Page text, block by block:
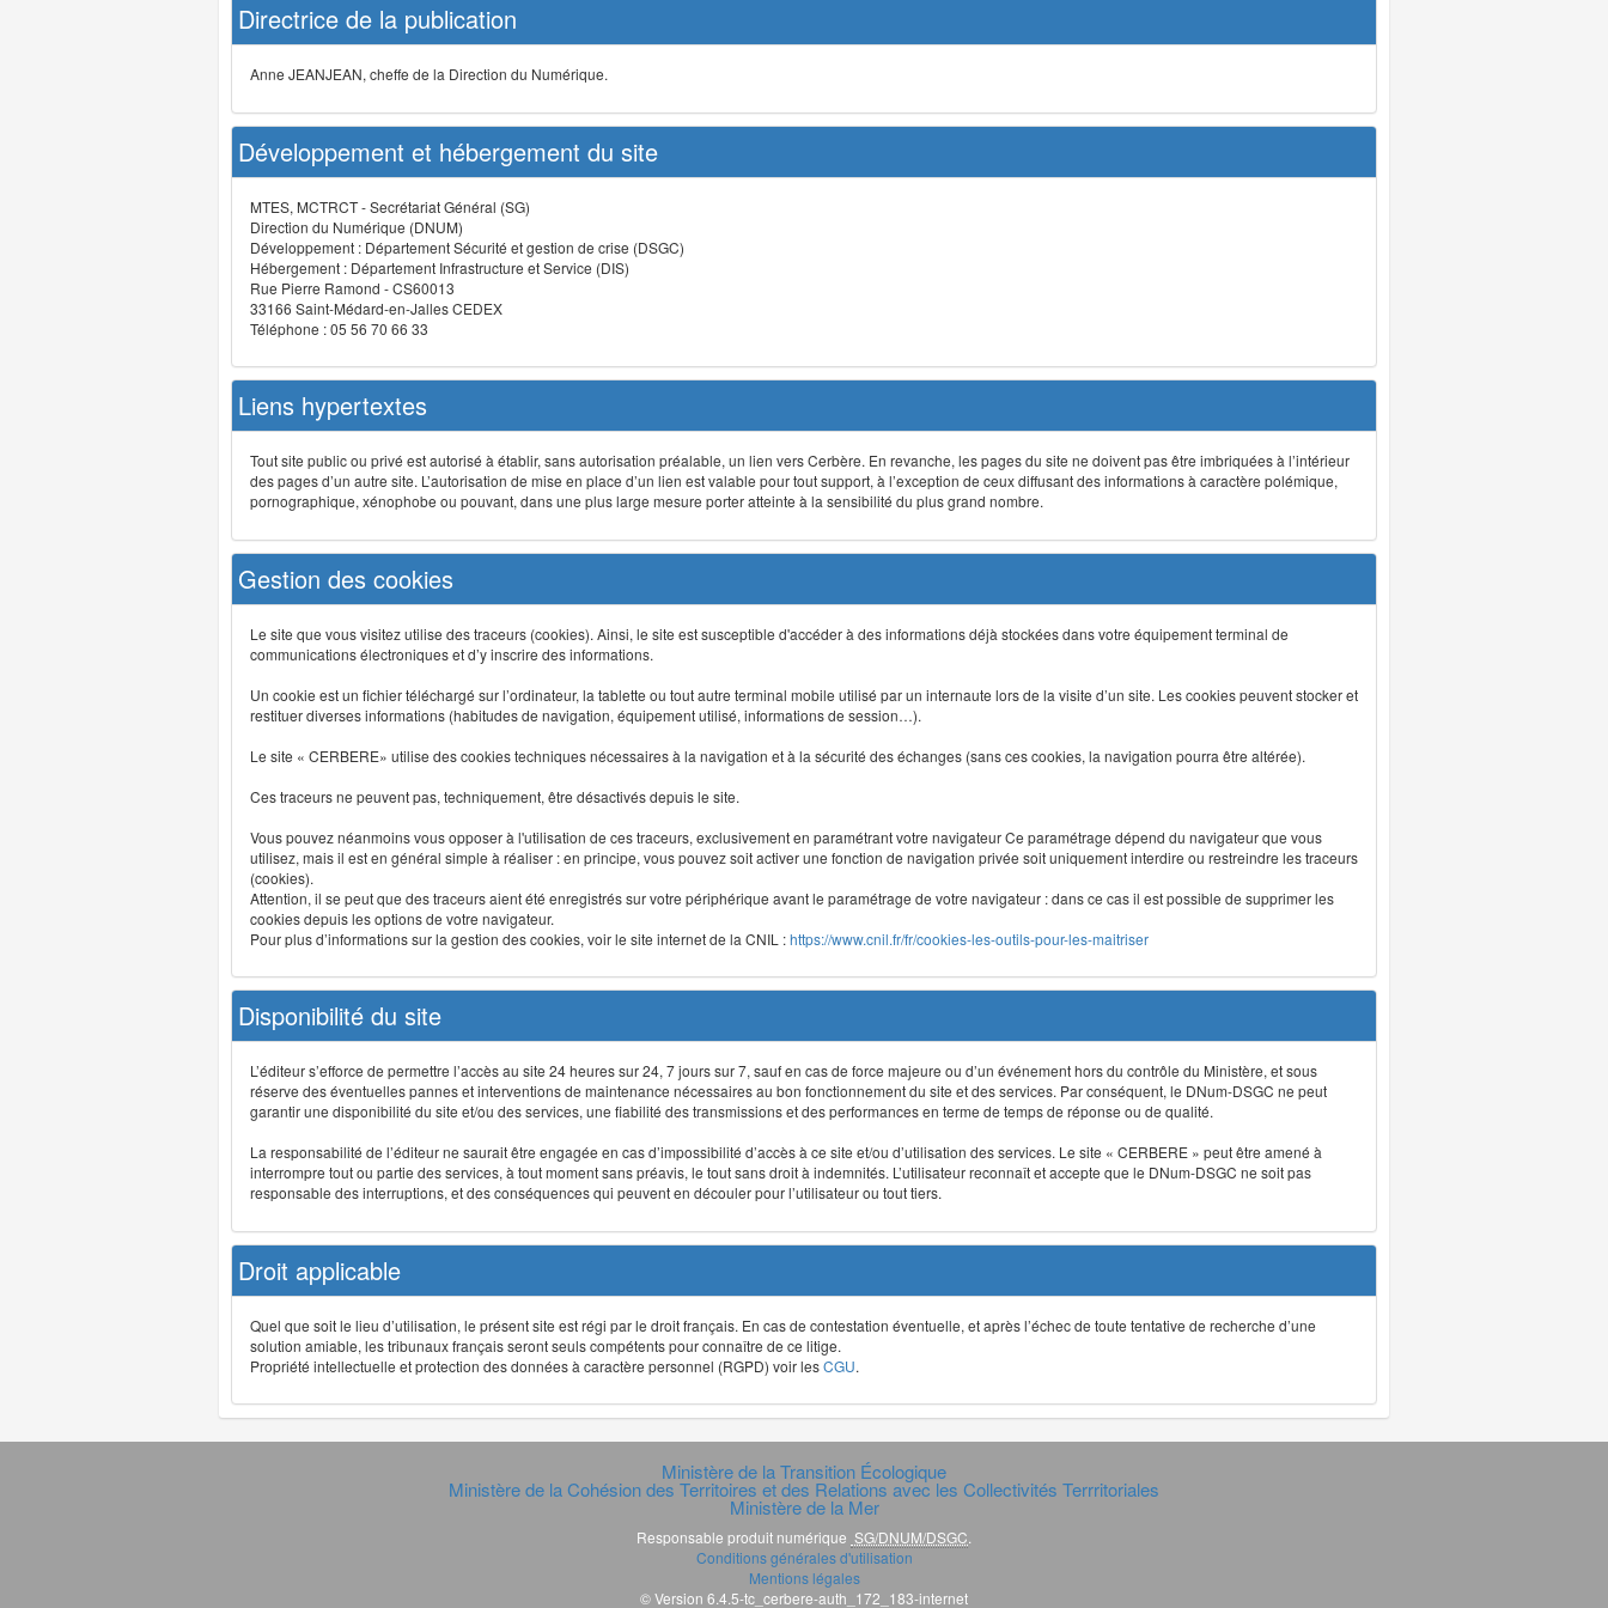
Directrice de la publication
Anne JEANJEAN, cheffe de la Direction du Numérique.
Développement et hébergement du site
MTES, MCTRCT - Secrétariat Général (SG)
Direction du Numérique (DNUM)
Développement : Département Sécurité et gestion de crise (DSGC)
Hébergement : Département Infrastructure et Service (DIS)
Rue Pierre Ramond - CS60013
33166 Saint-Médard-en-Jalles CEDEX
Téléphone : 05 56 70 66 33
Liens hypertextes
Tout site public ou privé est autorisé à établir, sans autorisation préalable, un lien vers Cerbère. En revanche, les pages du site ne doivent pas être imbriquées à l’intérieur
des pages d’un autre site. L’autorisation de mise en place d’un lien est valable pour tout support, à l’exception de ceux diffusant des informations à caractère polémique,
pornographique, xénophobe ou pouvant, dans une plus large mesure porter atteinte à la sensibilité du plus grand nombre.
Gestion des cookies
Le site que vous visitez utilise des traceurs (cookies). Ainsi, le site est susceptible d'accéder à des informations déjà stockées dans votre équipement terminal de
communications électroniques et d’y inscrire des informations.
Un cookie est un fichier téléchargé sur l’ordinateur, la tablette ou tout autre terminal mobile utilisé par un internaute lors de la visite d’un site. Les cookies peuvent stocker et
restituer diverses informations (habitudes de navigation, équipement utilisé, informations de session…).
Le site « CERBERE» utilise des cookies techniques nécessaires à la navigation et à la sécurité des échanges (sans ces cookies, la navigation pourra être altérée).
Ces traceurs ne peuvent pas, techniquement, être désactivés depuis le site.
Vous pouvez néanmoins vous opposer à l'utilisation de ces traceurs, exclusivement en paramétrant votre navigateur Ce paramétrage dépend du navigateur que vous
utilisez, mais il est en général simple à réaliser : en principe, vous pouvez soit activer une fonction de navigation privée soit uniquement interdire ou restreindre les traceurs
(cookies).
Attention, il se peut que des traceurs aient été enregistrés sur votre périphérique avant le paramétrage de votre navigateur : dans ce cas il est possible de supprimer les
cookies depuis les options de votre navigateur.
Pour plus d’informations sur la gestion des cookies, voir le site internet de la CNIL :https://www.cnil.fr/fr/cookies-les-outils-pour-les-maitriser
Disponibilité du site
L’éditeur s’efforce de permettre l’accès au site 24 heures sur 24, 7 jours sur 7, sauf en cas de force majeure ou d’un événement hors du contrôle du Ministère, et sous
réserve des éventuelles pannes et interventions de maintenance nécessaires au bon fonctionnement du site et des services. Par conséquent, le DNum-DSGC ne peut
garantir une disponibilité du site et/ou des services, une fiabilité des transmissions et des performances en terme de temps de réponse ou de qualité.
La responsabilité de l’éditeur ne saurait être engagée en cas d’impossibilité d’accès à ce site et/ou d’utilisation des services. Le site « CERBERE » peut être amené à
interrompre tout ou partie des services, à tout moment sans préavis, le tout sans droit à indemnités. L’utilisateur reconnaît et accepte que le DNum-DSGC ne soit pas
responsable des interruptions, et des conséquences qui peuvent en découler pour l’utilisateur ou tout tiers.
Droit applicable
Quel que soit le lieu d’utilisation, le présent site est régi par le droit français. En cas de contestation éventuelle, et après l’échec de toute tentative de recherche d’une
solution amiable, les tribunaux français seront seuls compétents pour connaître de ce litige.
Propriété intellectuelle et protection des données à caractère personnel (RGPD) voir lesCGU.
Ministère de la Transition Écologique
Ministère de la Cohésion des Territoires et des Relations avec les Collectivités Terrritoriales
Ministère de la Mer
Responsable produit numérique SG/DNUM/DSGC
Conditions générales d'utilisation
Mentions légales
© Version 6.4.5-tc_cerbere-auth_172_183-internet